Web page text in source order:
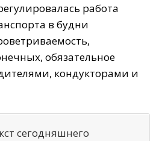
работа
в будни
обязательное
кондукторами и
сегодняшнего